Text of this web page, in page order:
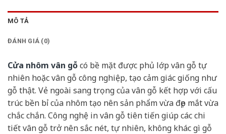
MÔ TẢ
ĐÁNH GIÁ (0)
Cửa nhôm vân gỗcó bề mặt được phủ lớp vân gỗ tự
nhiên hoặc vân gỗ công nghiệp, tạo cảm giác giống như
gỗ thật. Vẻ ngoài sang trọng của vân gỗ kết hợp với cấu
trúc bền bỉ của nhôm tạo nên sản phẩm vừa đẹp mắt vừa
chắc chắn. Công nghệ in vân gỗ tiên tiến giúp các chi
tiết vân gỗ trở nên sắc nét, tự nhiên, không khác gì gỗ